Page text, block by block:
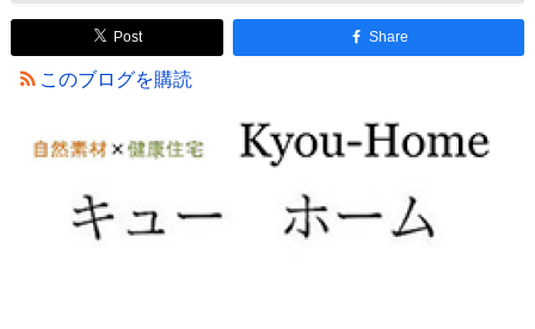
Post Share
このブログを購読